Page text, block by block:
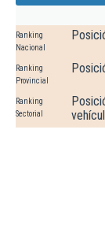
Ranking
Nacional
Ranking
Provincial
Ranking
Sectorial